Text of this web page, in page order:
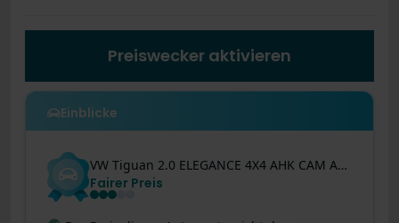
Preiswecker aktivieren
Einblicke
VW Tiguan 2.0 ELEGANCE 4X4 AHK CAM ACC LM18 NAVI
Fairer Preis